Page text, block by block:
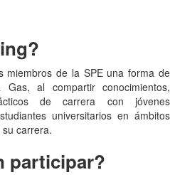
miembros de la SPE una forma de
al compartir conocimientos,
de carrera con jóvenes
universitarios en ámbitos
carrera.
participar?